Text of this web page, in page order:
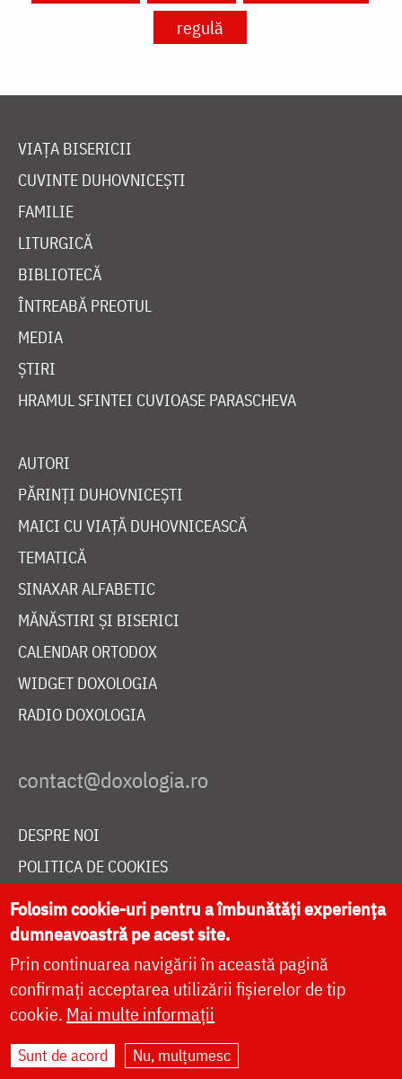
regulă
VIAȚA BISERICII
CUVINTE DUHOVNICEȘTI
FAMILIE
LITURGICĂ
BIBLIOTECĂ
ÎNTREABĂ PREOTUL
MEDIA
ȘTIRI
HRAMUL SFINTEI CUVIOASE PARASCHEVA
AUTORI
PĂRINȚI DUHOVNICEȘTI
MAICI CU VIAȚĂ DUHOVNICEASCĂ
TEMATICĂ
SINAXAR ALFABETIC
MĂNĂSTIRI ȘI BISERICI
CALENDAR ORTODOX
WIDGET DOXOLOGIA
RADIO DOXOLOGIA
DESPRE NOI
POLITICA DE COOKIES
DONEAZĂ ONLINE PENTRU CATEDRALA NAȚIONALĂ
LIVE
Site dezvoltat deDOXOLOGIA MEDIA
Folosim cookie-uri pentru a îmbunătăți experiența
dumneavoastră pe acest site.
Prin continuarea navigării în această pagină
confirmați acceptarea utilizării fișierelor de tip
cookie. Mai multe informații
Sunt de acord Nu, mulțumesc